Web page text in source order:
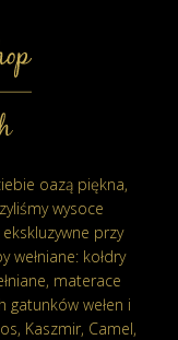
oazą piękna,
wysoce
przy
kołdry
materace
gatunków wełen i
Kaszmir, Camel,